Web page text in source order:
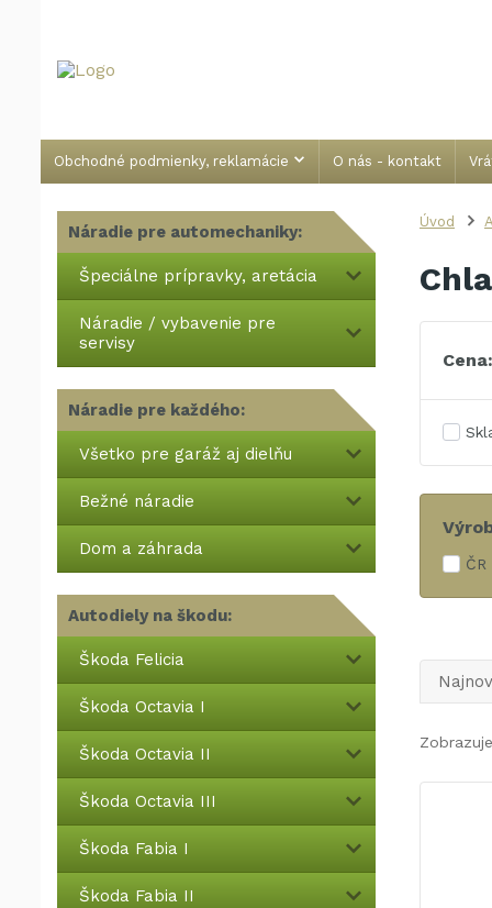
Obchodné podmienky, reklamácie O nás - kontakt
Náradie pre automechaniky:
Špeciálne prípravky, aretácia
Náradie / vybavenie pre
servisy
Náradie pre každého:
Všetko pre garáž aj dielňu
Bežné náradie
Dom a záhrada
Autodiely na škodu:
Škoda Felicia
Škoda Octavia I
Škoda Octavia II
Škoda Octavia III
Škoda Fabia I
Škoda Fabia II
Úvod
Cena:
ČR